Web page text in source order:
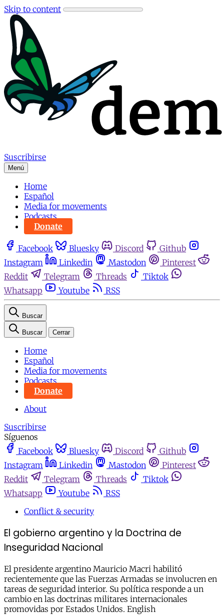
Skip to content
Suscribirse
Menú
Home
Español
Media for movements
Podcasts
Donate
Facebook Bluesky Discord
Github
Instagram
Linkedin Mastodon
Pinterest
Reddit
Telegram Threads
Tiktok
Whatsapp
Youtube RSS
Buscar
Buscar Cerrar
Home
Español
Media for movements
Podcasts
Donate
About
Suscribirse
Síguenos
Facebook
Bluesky Discord
Github
Instagram
Linkedin Mastodon
Pinterest
Reddit
Telegram Threads
Tiktok
Whatsapp
Youtube
RSS
Conflict & security
El gobierno argentino y la Doctrina de
Inseguridad Nacional
El presidente argentino Mauricio Macri habilitó
recientemente que las Fuerzas Armadas se involucren en
tareas de seguridad interior. Su política responde a un
cambio en las doctrinas militares internacionales
promovidas por Estados Unidos. English